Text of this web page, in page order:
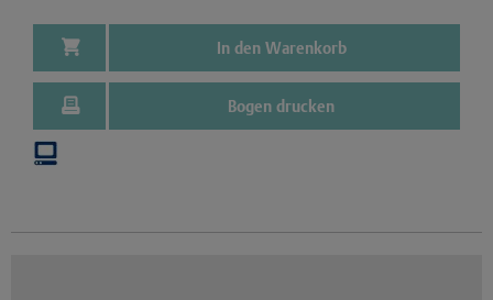
In den Warenkorb
Bogen drucken